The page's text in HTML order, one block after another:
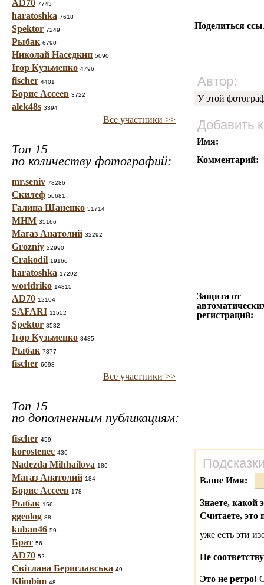
AD70 7743
haratoshka 7618
Spektor 7249
Рыбак 6790
Николай Наседкин 5090
Ігор Кузьменко 4796
fischer 4401
Борис Ассеев 3722
alek48s 3394
Все участники >>
Топ 15
по количеству фотографий:
mr.seniv 78286
Скилеф 56681
Галина Шаненко 51714
МНМ 35166
Магаз Анатолий 32292
Grozniy 22990
Crakodil 19166
haratoshka 17292
worldriko 14815
AD70 12104
SAFARI 11552
Spektor 8532
Ігор Кузьменко 8485
Рыбак 7377
fischer 6098
Все участники >>
Топ 15
по дополненным публикациям:
fischer 459
korostenec 436
Nadezda Mihhailova 186
Магаз Анатолий 184
Борис Ассеев 178
Рыбак 156
ggeolog 88
kuban46 59
Брат 56
AD70 52
Світлана Бериславська 49
Klimbim 48
Поделиться
Автор:
У этой
Добавить
Имя:
Комментарий:
Защита от
регистраций:
Ваше Имя:
Знаете, какой
Считаете, это
уже есть эти
Не
Это не ретро!